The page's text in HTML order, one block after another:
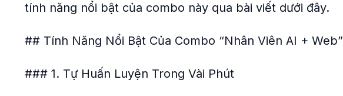
tính năng nổi bật của combo này qua bài viết dưới đây.
## Tính Năng Nổi Bật Của Combo “Nhân Viên AI + Web”
### 1. Tự Huấn Luyện Trong Vài Phút